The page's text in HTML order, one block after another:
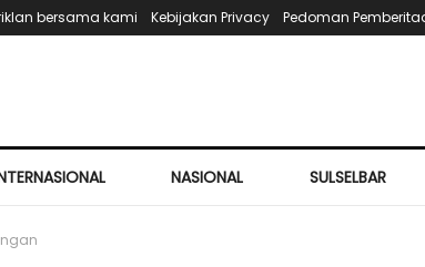
bersama kami Kebijakan Privacy Pedoman
NASIONAL SULSELBAR